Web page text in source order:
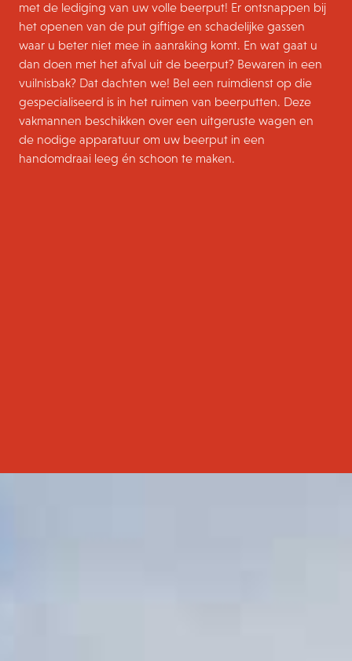
met de lediging van uw volle beerput! Er ontsnappen bij
het openen van de put giftige en schadelijke gassen
waar u beter niet mee in aanraking komt. En wat gaat u
dan doen met het afval uit de beerput? Bewaren in een
vuilnisbak? Dat dachten we! Bel een ruimdienst op die
gespecialiseerd is in het ruimen van beerputten. Deze
vakmannen beschikken over een uitgeruste wagen en
de nodige apparatuur om uw beerput in een
handomdraai leeg én schoon te maken.